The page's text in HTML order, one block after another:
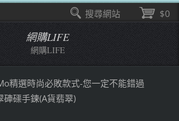
網購LIFE
網購LIFE
精選時尚必敗款式-您一定不能錯過
硨磲手鍊(A貨翡翠)
$0
搜尋網站